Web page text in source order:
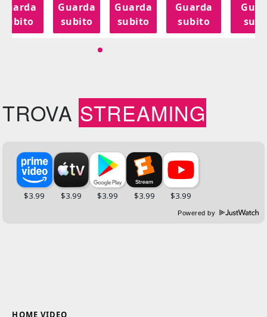
subito
Guarda
subito
Guarda
subito
Guarda
subito
TROVA STREAMING
Powered by
HOME VIDEO